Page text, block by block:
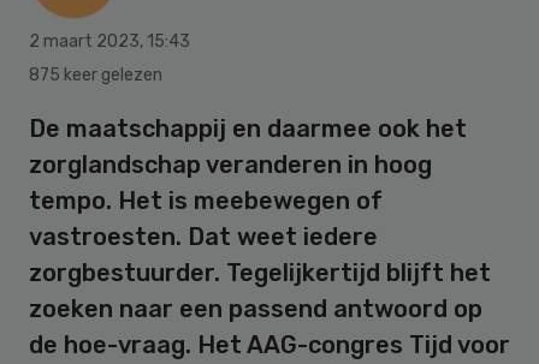
2 maart 2023, 15:43
875 keer gelezen
De maatschappij en daarmee ook het
zorglandschap veranderen in hoog
tempo. Het is meebewegen of
vastroesten. Dat weet iedere
zorgbestuurder. Tegelijkertijd blijft het
zoeken naar een passend antwoord op
de hoe-vraag. Het AAG-congres Tijd voor